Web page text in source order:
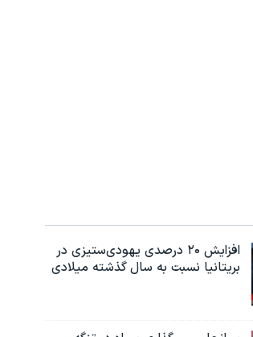
افزایش ۲۰ درصدی یهودی‌ستیزی در
بریتانیا نسبت به سال گذشته میلادی